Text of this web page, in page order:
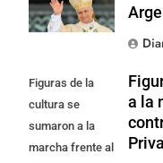
Figuras de la
cultura se
sumaron a la
marcha frente al
a la